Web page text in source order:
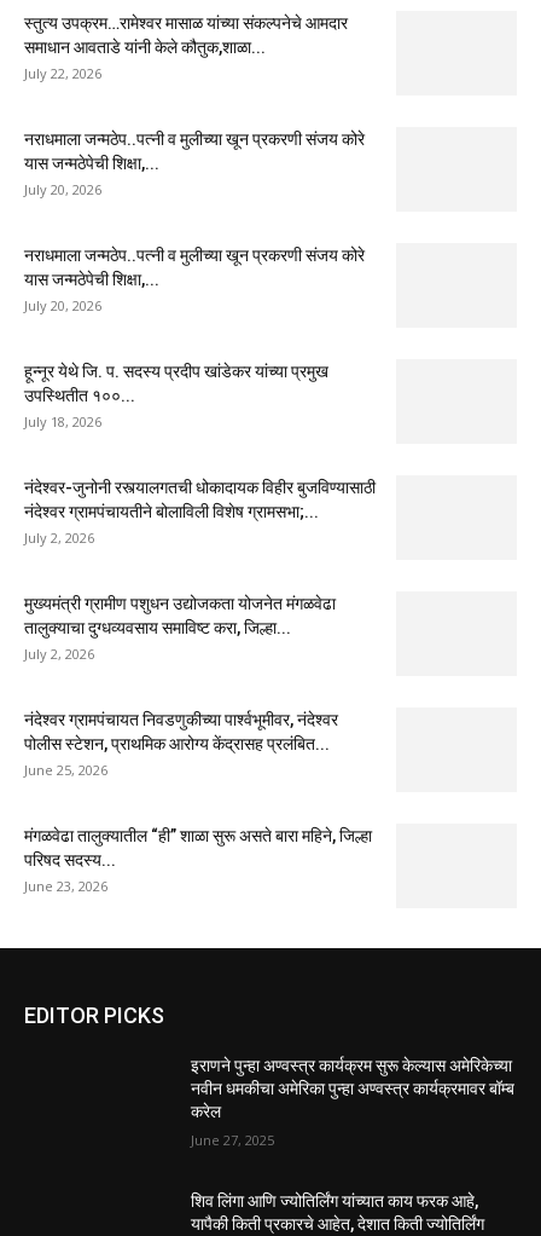
स्तुत्य उपक्रम…रामेश्वर मासाळ यांच्या संकल्पनेचे आमदार
समाधान आवताडे यांनी केले कौतुक,शाळा...
July 22, 2026
नराधमाला जन्मठेप..पत्नी व मुलीच्या खून प्रकरणी संजय कोरे
यास जन्मठेपेची शिक्षा,...
July 20, 2026
नराधमाला जन्मठेप..पत्नी व मुलीच्या खून प्रकरणी संजय कोरे
यास जन्मठेपेची शिक्षा,...
July 20, 2026
हून्नूर येथे जि. प. सदस्य प्रदीप खांडेकर यांच्या प्रमुख
उपस्थितीत १००...
July 18, 2026
नंदेश्वर-जुनोनी रस्त्यालगतची धोकादायक विहीर बुजविण्यासाठी
नंदेश्वर ग्रामपंचायतीने बोलाविली विशेष ग्रामसभा;...
July 2, 2026
मुख्यमंत्री ग्रामीण पशुधन उद्योजकता योजनेत मंगळवेढा
तालुक्याचा दुग्धव्यवसाय समाविष्ट करा, जिल्हा...
July 2, 2026
नंदेश्वर ग्रामपंचायत निवडणुकीच्या पार्श्वभूमीवर, नंदेश्वर
पोलीस स्टेशन, प्राथमिक आरोग्य केंद्रासह प्रलंबित...
June 25, 2026
मंगळवेढा तालुक्यातील “ही” शाळा सुरू असते बारा महिने, जिल्हा
परिषद सदस्य...
June 23, 2026
EDITOR PICKS
इराणने पुन्हा अण्वस्त्र कार्यक्रम सुरू केल्यास अमेरिकेच्या
नवीन धमकीचा अमेरिका पुन्हा अण्वस्त्र कार्यक्रमावर बॉम्ब
करेल
June 27, 2025
शिव लिंगा आणि ज्योतिर्लिंग यांच्यात काय फरक आहे,
यापैकी किती प्रकारचे आहेत, देशात किती ज्योतिर्लिंग